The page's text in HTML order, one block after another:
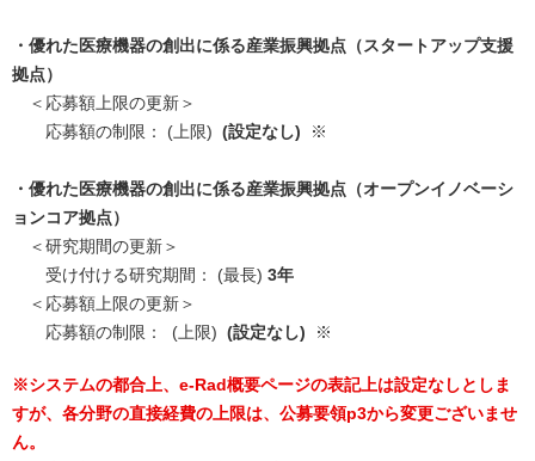
・ 優れた医療機器の創出に係る産業振興拠点（スタートアップ支援
拠点）
＜応募額上限の更新＞
応募額の制限： (上限) (設定なし) ※
・ 優れた医療機器の創出に係る産業振興拠点（オープンイノベーシ
ョンコア拠点）
＜研究期間の更新＞
受け付ける研究期間： (最長) 3年
＜応募額上限の更新＞
応募額の制限： (上限) (設定なし) ※
※システムの都合上、e-Rad概要ページの表記上は設定なしとしま
すが、各分野の直接経費の上限は、公募要領p3から変更ございませ
ん。